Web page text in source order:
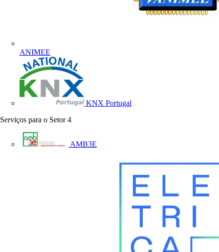
ANIMEE
KNX Portugal
Serviços para o Setor 4
AMB3E